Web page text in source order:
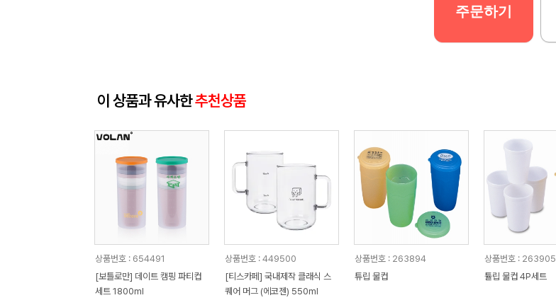
주문하기
이 상품과 유사한추천상품
상품번호 : 654491
[보틀로만] 데이트 캠핑 파티컵
세트 1800ml
상품번호 : 449500
[티스카페] 국내제작 클래식 스
퀘어 머그 (에코젠) 550ml
상품번호 : 263894
튜립 물컵
상품번호 : 263905
튤립 물컵 4P세트